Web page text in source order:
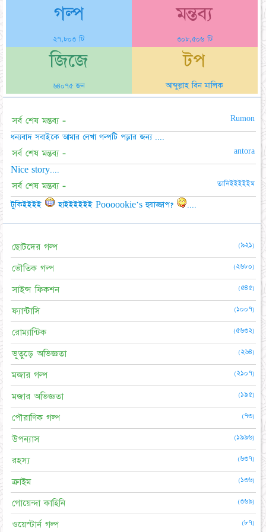
গল্প
২৭,৮০৩ টি
মন্তব্য
৩০৮,৫০৬ টি
জিজে
৬৪০৭৫ জন
টপ
আব্দুল্লাহ বিন মালিক
সর্ব শেষ মন্তব্য - Rumon
ধন্যবাদ সবাইকে আমার লেখা গল্পটি পড়ার জন্য ....
সর্ব শেষ মন্তব্য - antora
Nice story....
সর্ব শেষ মন্তব্য - তানিইইইইইম
টুকিইইইই হাইইইইইই Poooookie's হুয়াজ্জাপ?
ছোটদের গল্প (৯২১)
ভৌতিক গল্প (২৬৮০)
সাইন্স ফিকশন (৫৪৫)
ফ্যান্টাসি (১০০৭)
রোম্যান্টিক (৫৬৩২)
ভূতুড়ে অভিজ্ঞতা (২৬৪)
মজার গল্প (২১০৭)
মজার অভিজ্ঞতা (১৯৫)
পৌরাণিক গল্প (৭৩)
উপন্যাস (১৯৯৬)
রহস্য (৬৩৭)
ক্রাইম (১৩৬)
গোয়েন্দা কাহিনি (৩৬৯)
ওয়েস্টার্ন গল্প (৮৭)